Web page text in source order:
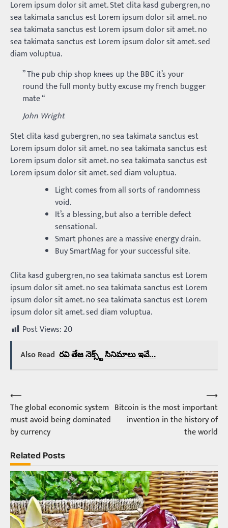
Lorem ipsum dolor sit amet. Stet clita kasd gubergren, no
sea takimata sanctus est Lorem ipsum dolor sit amet. no
sea takimata sanctus est Lorem ipsum dolor sit amet. no
sea takimata sanctus est Lorem ipsum dolor sit amet. sed
diam voluptua.
” The pub chip shop knees up the BBC it’s your
round the full monty butty excuse my french bugger
mate “
John Wright
Stet clita kasd gubergren, no sea takimata sanctus est
Lorem ipsum dolor sit amet. no sea takimata sanctus est
Lorem ipsum dolor sit amet. no sea takimata sanctus est
Lorem ipsum dolor sit amet. sed diam voluptua.
Light comes from all sorts of randomness
void.
It’s a blessing, but also a terrible defect
sensational.
Smart phones are a massive energy drain.
Buy SmartMag for your successful site.
Clita kasd gubergren, no sea takimata sanctus est Lorem
ipsum dolor sit amet. no sea takimata sanctus est Lorem
ipsum dolor sit amet. no sea takimata sanctus est Lorem
ipsum dolor sit amet. sed diam voluptua.
Post Views:20
Also Read రవి తేజ నెక్స్ట్ సినిమాలు ఇవే…
Post
navigation
⟵
The global economic system
must avoid being dominated
by currency
Bitcoin is the most important
invention in the history of
the world
⟶
Related Posts